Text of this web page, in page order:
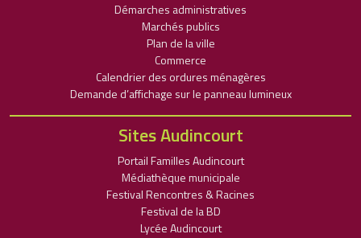
Démarches administratives
Marchés publics
Plan de la ville
Commerce
Calendrier des ordures ménagères
Demande d’affichage sur le panneau lumineux
Sites Audincourt
Portail Familles Audincourt
Médiathèque municipale
Festival Rencontres & Racines
Festival de la BD
Lycée Audincourt